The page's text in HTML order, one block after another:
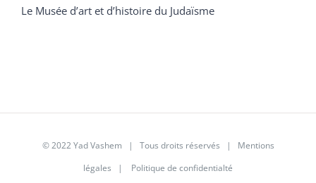
Le Musée d’art et d’histoire du Judaïsme
© 2022 Yad Vashem | Tous droits réservés | Mentions
légales | Politique de confidentialté